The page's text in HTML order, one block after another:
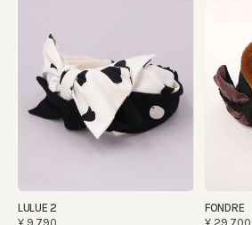
LULUE 2
FONDRE